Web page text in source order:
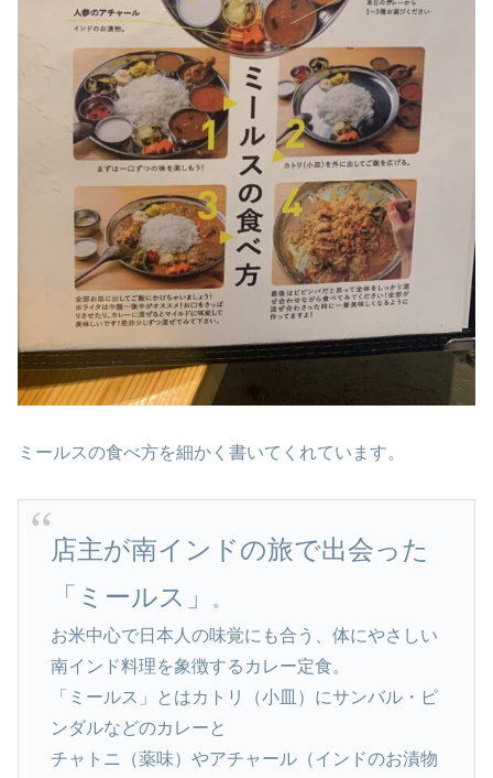
ミールスの食べ方を細かく書いてくれています。
店主が南インドの旅で出会った
「ミールス」
。
お米中心で日本人の味覚にも合う、体にやさしい
南インド料理を象徴するカレー定食。
「ミールス」とはカトリ（小皿）にサンバル・ピ
ンダルなどのカレーと
チャトニ（薬味）やアチャール（インドのお漬物